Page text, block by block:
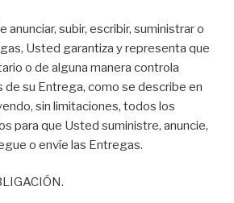
anunciar, subir, escribir, suministrar o
Usted garantiza y representa que
o de alguna manera controla
su Entrega, como se describe en
sin limitaciones, todos los
para que Usted suministre, anuncie,
o envíe las Entregas.